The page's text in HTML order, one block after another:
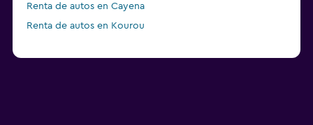
Renta de autos en Cayena
Renta de autos en Kourou